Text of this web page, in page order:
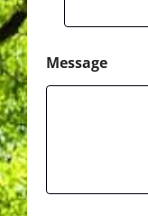
Message